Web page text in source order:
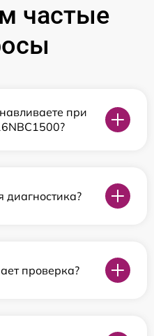
частые
при
диагностика?
проверка?